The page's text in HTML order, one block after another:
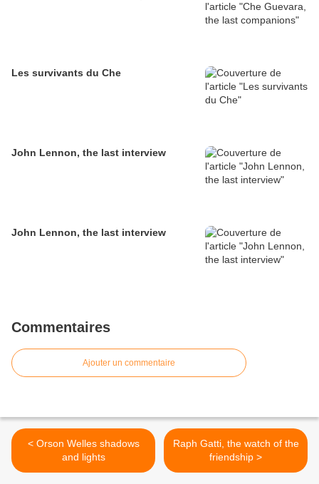
Les survivants du Che
John Lennon, the last interview
John Lennon, the last interview
Commentaires
Ajouter un commentaire
< Orson Welles shadows
and lights
Raph Gatti, the watch of the
friendship >